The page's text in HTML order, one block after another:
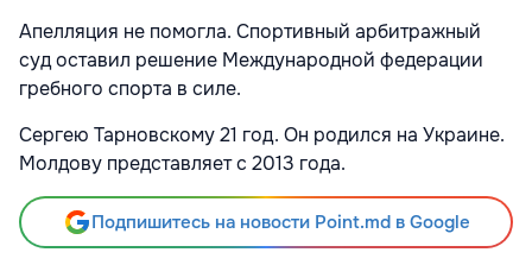
Апелляция не помогла. Спортивный арбитражный
суд оставил решение Международной федерации
гребного спорта в силе.
Сергею Тарновскому 21 год. Он родился на Украине.
Молдову представляет с 2013 года.
Подпишитесь на новости Point.md в Google